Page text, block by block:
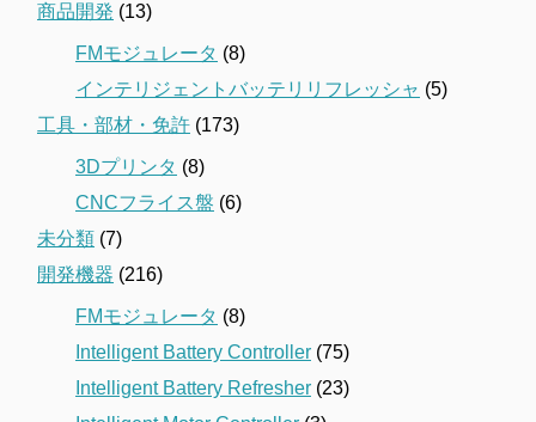
商品開発 (13)
FMモジュレータ (8)
インテリジェントバッテリリフレッシャ (5)
工具・部材・免許 (173)
3Dプリンタ (8)
CNCフライス盤 (6)
未分類 (7)
開発機器 (216)
FMモジュレータ (8)
Intelligent Battery Controller (75)
Intelligent Battery Refresher (23)